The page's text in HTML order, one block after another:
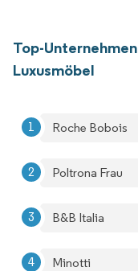
Top-
Luxusmöbel
Roche Bobois
Poltrona Frau
B&B Italia
Minotti